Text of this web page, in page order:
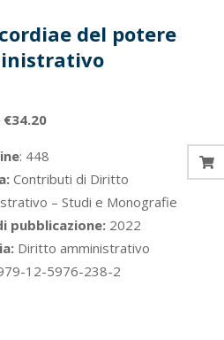
del potere
Il
originale
era:
€36.00.
€34.20Il
attuale
è:
€34.20.
: 448
Contributi di Diritto
– Studi e Monografie
pubblicazione: 2022
Diritto amministrativo
12-5976-238-2